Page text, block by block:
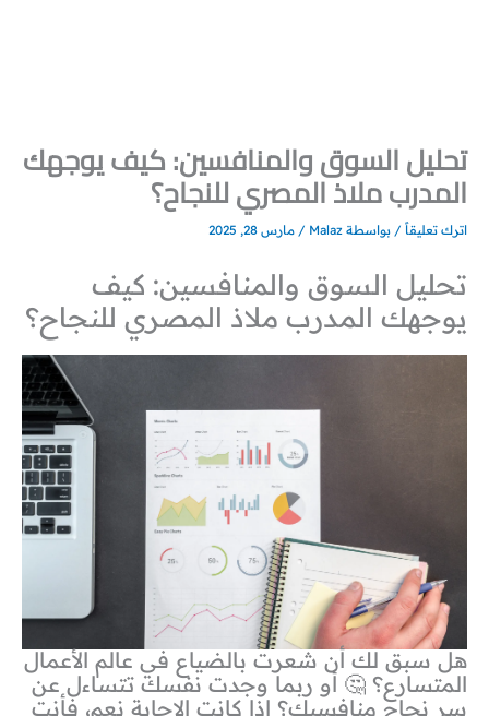
تحليل السوق والمنافسين: كيف يوجهك
المدرب ملاذ المصري للنجاح؟
اترك تعليقاً / بواسطة Malaz
/ مارس 28, 2025
تحليل السوق والمنافسين: كيف
يوجهك المدرب ملاذ المصري للنجاح؟
هل سبق لك أن شعرت بالضياع في عالم الأعمال
المتسارع؟ 🤔 أو ربما وجدت نفسك تتساءل عن
سر نجاح منافسيك؟ إذا كانت الإجابة نعم، فأنت